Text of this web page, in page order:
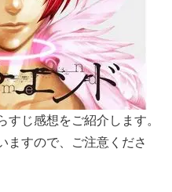
すじ感想をご紹介します。
ますので、ご注意くださ